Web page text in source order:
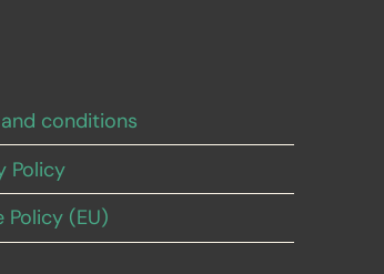
conditions
Policy
Policy (EU)